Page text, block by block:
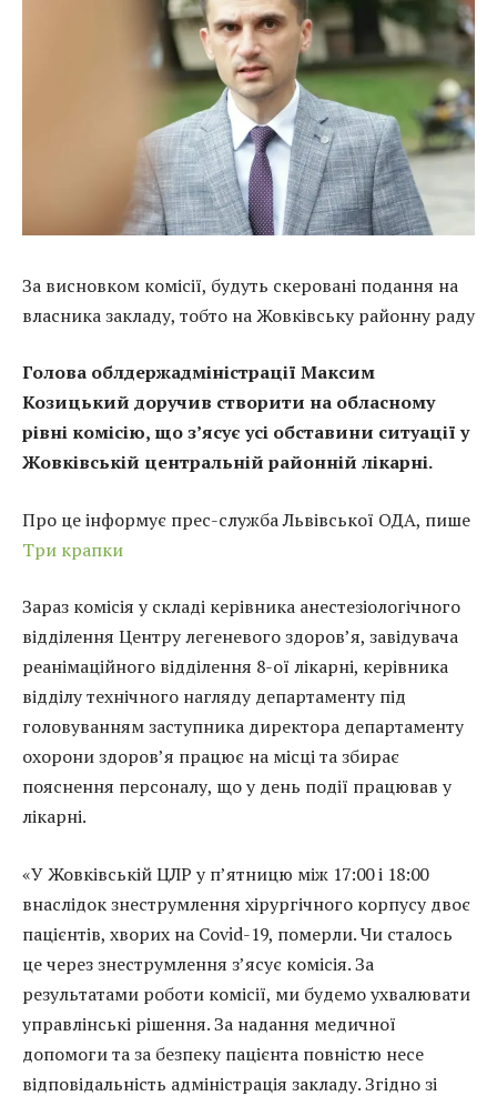
За висновком комісії, будуть скеровані подання на
власника закладу, тобто на Жовківську районну раду
Голова облдержадміністрації Максим
Козицький доручив створити на обласному
рівні комісію, що з’ясує усі обставини ситуації у
Жовківській центральній районній лікарні.
Про це інформує прес-служба Львівської ОДА, пише
Три крапки
Зараз комісія у складі керівника анестезіологічного
відділення Центру легеневого здоров’я, завідувача
реанімаційного відділення 8-ої лікарні, керівника
відділу технічного нагляду департаменту під
головуванням заступника директора департаменту
охорони здоров’я працює на місці та збирає
пояснення персоналу, що у день події працював у
лікарні.
«У Жовківській ЦЛР у п’ятницю між 17:00 і 18:00
внаслідок знеструмлення хірургічного корпусу двоє
пацієнтів, хворих на Covid-19, померли. Чи сталось
це через знеструмлення з’ясує комісія. За
результатами роботи комісії, ми будемо ухвалювати
управлінські рішення. За надання медичної
допомоги та за безпеку пацієнта повністю несе
відповідальність адміністрація закладу. Згідно зі